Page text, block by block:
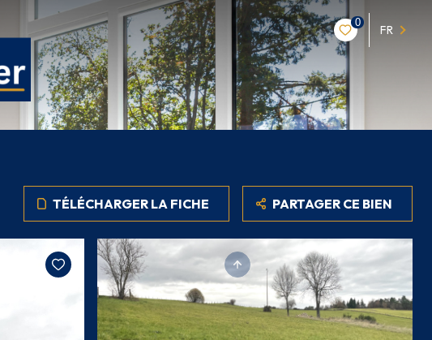
0
FR
TÉLÉCHARGER LA FICHE PARTAGER CE BIEN